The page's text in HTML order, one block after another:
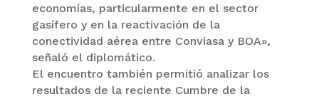
economías, particularmente en el sector
gasífero y en la reactivación de la
conectividad aérea entre Conviasa y BOA»,
señaló el diplomático.
El encuentro también permitió analizar los
resultados de la reciente Cumbre de la